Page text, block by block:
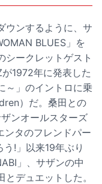
ウンするように、サ
BLUES」を
シークレットゲスト
1972年に発表した
～」のイントロに乗
）だ。桑田との
ンオールスターズ
ンタのフレンドパー
!」以来19年ぶり
」、サザンの中
デュエットした。